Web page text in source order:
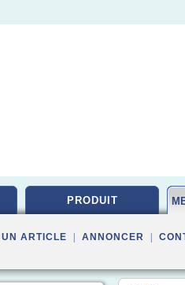
PRODUIT
UN ARTICLE ANNONCER